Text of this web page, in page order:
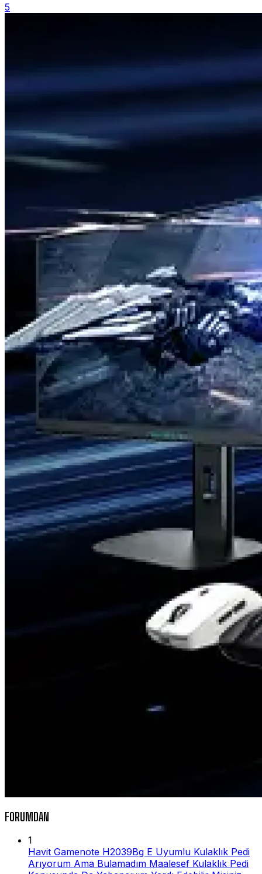
5
FORUMDAN
1
Havit Gamenote H2039Bg E Uyumlu Kulaklık Pedi
Arıyorum Ama Bulamadım Maalesef Kulaklık Pedi